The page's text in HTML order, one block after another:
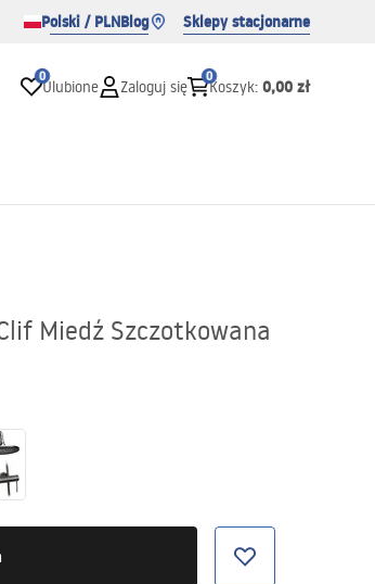
Polski / PLNBlog Sklepy stacjonarne
0
Ulubione Zaloguj się
0
Koszyk: 0,00 zł
Miedź Szczotkowana